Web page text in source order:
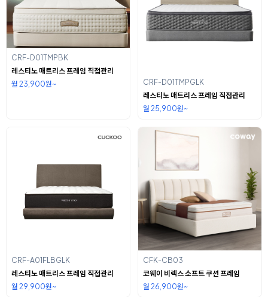
CRF-D01TMPBK
레스티노 매트리스 프레임 직접관리
월 23,900원~
CRF-D01TMPGLK
레스티노 매트리스 프레임 직접관리
월 25,900원~
CRF-A01FLBGLK
레스티노 매트리스 프레임 직접관리
월 29,900원~
CFK-CB03
코웨이 비렉스 소프트 쿠션 프레임
월 26,900원~